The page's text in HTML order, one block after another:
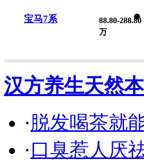
宝马7系
88.80-288.80
万
汉方养生天然
·脱发喝茶就
·口臭惹人厌